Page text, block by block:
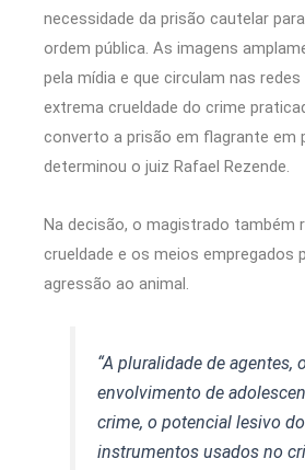
necessidade da prisão cautelar
ordem pública. As imagens
pela mídia e que circulam nas
extrema crueldade do crime
converto a prisão em flagrante em
determinou o juiz Rafael Rezende.
Na decisão, o magistrado também
crueldade e os meios empregados
agressão ao animal.
“A pluralidade de agentes,
envolvimento de
crime, o potencial lesivo
instrumentos usados no